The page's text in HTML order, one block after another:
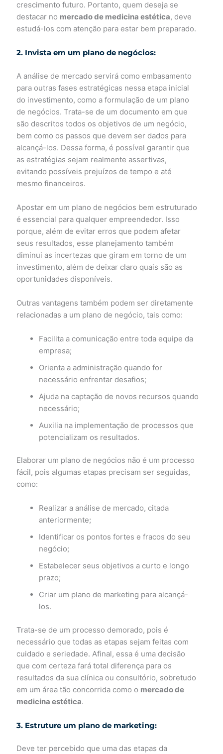
crescimento futuro. Portanto, quem deseja se
destacar no mercado de medicina estética, deve
estudá-los com atenção para estar bem preparado.
2. Invista em um plano de negócios:
A análise de mercado servirá como embasamento
para outras fases estratégicas nessa etapa inicial
do investimento, como a formulação de um plano
de negócios. Trata-se de um documento em que
são descritos todos os objetivos de um negócio,
bem como os passos que devem ser dados para
alcançá-los. Dessa forma, é possível garantir que
as estratégias sejam realmente assertivas,
evitando possíveis prejuízos de tempo e até
mesmo financeiros.
Apostar em um plano de negócios bem estruturado
é essencial para qualquer empreendedor. Isso
porque, além de evitar erros que podem afetar
seus resultados, esse planejamento também
diminui as incertezas que giram em torno de um
investimento, além de deixar claro quais são as
oportunidades disponíveis.
Outras vantagens também podem ser diretamente
relacionadas a um plano de negócio, tais como:
Facilita a comunicação entre toda equipe da
empresa;
Orienta a administração quando for
necessário enfrentar desafios;
Ajuda na captação de novos recursos quando
necessário;
Auxilia na implementação de processos que
potencializam os resultados.
Elaborar um plano de negócios não é um processo
fácil, pois algumas etapas precisam ser seguidas,
como:
Realizar a análise de mercado, citada
anteriormente;
Identificar os pontos fortes e fracos do seu
negócio;
Estabelecer seus objetivos a curto e longo
prazo;
Criar um plano de marketing para alcançá-
los.
Trata-se de um processo demorado, pois é
necessário que todas as etapas sejam feitas com
cuidado e seriedade. Afinal, essa é uma decisão
que com certeza fará total diferença para os
resultados da sua clínica ou consultório, sobretudo
em um área tão concorrida como o mercado de
medicina estética.
3. Estruture um plano de marketing:
Deve ter percebido que uma das etapas da